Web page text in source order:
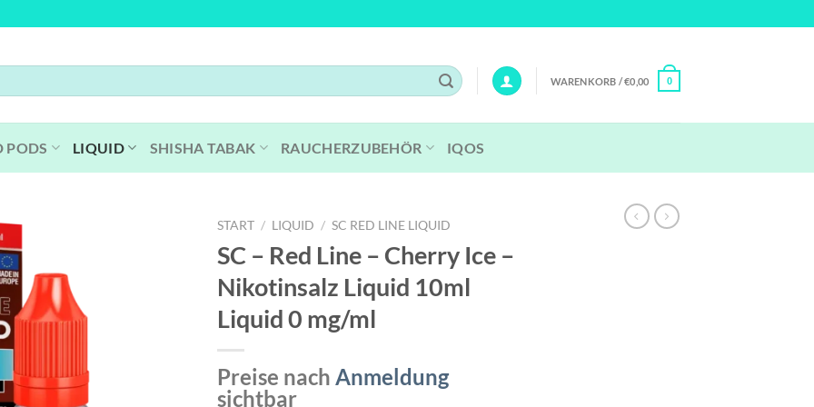
WARENKORB /€0,00 0
PODS LIQUID SHISHA TABAK RAUCHERZUBEHÖR IQOS
START / LIQUID / SC RED LINE LIQUID
SC – Red Line – Cherry Ice –
Nikotinsalz Liquid 10ml
Liquid 0 mg/ml
Preise nach Anmeldung
sichtbar